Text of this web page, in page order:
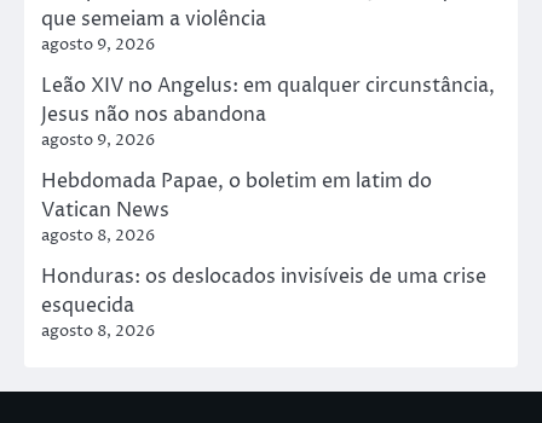
que semeiam a violência
agosto 9, 2026
Leão XIV no Angelus: em qualquer circunstância,
Jesus não nos abandona
agosto 9, 2026
Hebdomada Papae, o boletim em latim do
Vatican News
agosto 8, 2026
Honduras: os deslocados invisíveis de uma crise
esquecida
agosto 8, 2026